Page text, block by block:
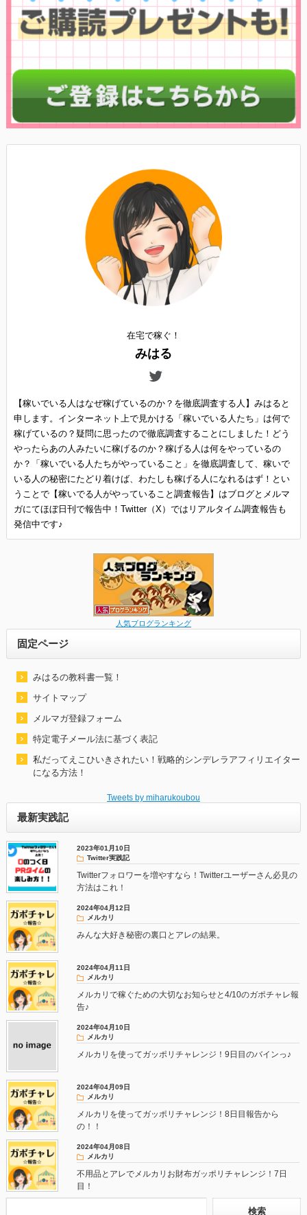
在宅で稼ぐ！
みはる
【稼いでいる人はなぜ稼げているのか？を徹底調査する人】みはると
申します。インターネット上で見かける「稼いでいる人たち」は何で
稼げているの？疑問に思ったので徹底調査することにしました！どう
やったらあの人みたいに稼げるのか？稼げる人は何をやっているの
か？「稼いでいる人たちがやっていること」を徹底調査して、稼いで
いる人の秘密にたどり着けば、わたしも稼げる人になれるはず！とい
うことで【稼いでる人がやっていること調査報告】はブログとメルマ
ガにてほぼ日刊で報告中！Twitter（X）ではリアルタイム調査報告も
発信中です♪
人気ブログランキング
固定ページ
みはるの教科書一覧！
サイトマップ
メルマガ登録フォーム
特定電子メール法に基づく表記
私だってえこひいきされたい！戦略的シンデレラアフィリエイター
になる方法！
Tweets by miharukoubou
最新実践記
2023年01月10日
Twitter実践記
Twitterフォロワーを増やすなら！Twitterユーザーさん必見の
方法はこれ！
2024年04月12日
メルカリ
みんな大好き秘密の裏口とアレの結果。
2024年04月11日
メルカリ
メルカリで稼ぐための大切なお知らせと4/10のガポチャレ報
告♪
2024年04月10日
メルカリ
メルカリを使ってガッポリチャレンジ！9日目のバインっ♪
2024年04月09日
メルカリ
メルカリを使ってガッポリチャレンジ！8日目報告から
の！！
2024年04月08日
メルカリ
不用品とアレでメルカリお財布ガッポリチャレンジ！7日
目！